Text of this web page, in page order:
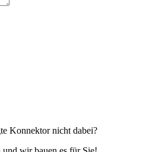
Konnektor nicht dabei?